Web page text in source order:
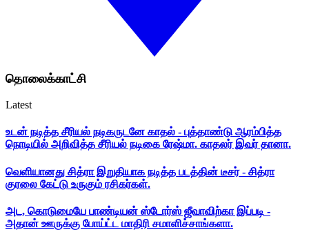
தொலைக்காட்சி
Latest
உடன் நடித்த சீரியல் நடிகருடனே காதல் - புத்தாண்டு ஆரம்பித்த
நொடியில் அறிவித்த சீரியல் நடிகை ரேஷ்மா. காதலர் இவர் தானா.
வெளியானது சித்ரா இறுதியாக நடித்த படத்தின் டீசர் - சித்ரா
குரலை கேட்டு உருகும் ரசிகர்கள்.
அட, கொடுமையே பாண்டியன் ஸ்டோர்ஸ் ஜீவாவிற்கா இப்படி -
அதான் ஊருக்கு போய்ட்ட மாதிரி சமாளிச்சாங்களா.